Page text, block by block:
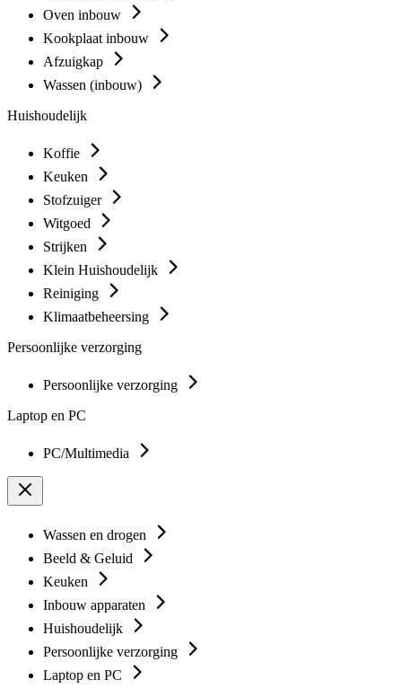
Oven inbouw
Kookplaat inbouw
Afzuigkap
Wassen (inbouw)
Huishoudelijk
Koffie
Keuken
Stofzuiger
Witgoed
Strijken
Klein Huishoudelijk
Reiniging
Klimaatbeheersing
Persoonlijke verzorging
Persoonlijke verzorging
Laptop en PC
PC/Multimedia
Wassen en drogen
Beeld & Geluid
Keuken
Inbouw apparaten
Huishoudelijk
Persoonlijke verzorging
Laptop en PC